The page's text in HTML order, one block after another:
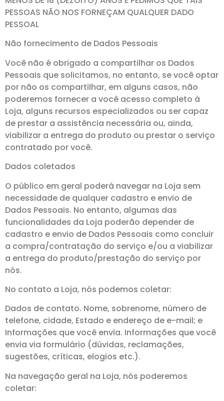
PESSOAS NÃO NOS FORNEÇAM QUALQUER DADO
PESSOAL
Não fornecimento de Dados Pessoais
Você não é obrigado a compartilhar os Dados
Pessoais que solicitamos, no entanto, se você optar
por não os compartilhar, em alguns casos, não
poderemos fornecer a você acesso completo à
Loja, alguns recursos especializados ou ser capaz
de prestar a assistência necessária ou, ainda,
viabilizar a entrega do produto ou prestar o serviço
contratado por você.
Dados coletados
O público em geral poderá navegar na Loja sem
necessidade de qualquer cadastro e envio de
Dados Pessoais. No entanto, algumas das
funcionalidades da Loja poderão depender de
cadastro e envio de Dados Pessoais como concluir
a compra/contratação do serviço e/ou a viabilizar
a entrega do produto/prestação do serviço por
nós.
No contato a Loja, nós podemos coletar:
Dados de contato. Nome, sobrenome, número de
telefone, cidade, Estado e endereço de e-mail; e
Informações que você envia. Informações que você
envia via formulário (dúvidas, reclamações,
sugestões, críticas, elogios etc.).
Na navegação geral na Loja, nós poderemos
coletar: